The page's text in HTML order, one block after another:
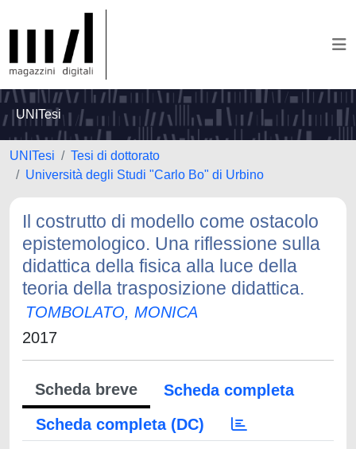
UNITesi
UNITesi
Tesi di dottorato
Università degli Studi "Carlo Bo" di Urbino
Il costrutto di modello come ostacolo
epistemologico. Una riflessione sulla
didattica della fisica alla luce della
teoria della trasposizione didattica.
TOMBOLATO, MONICA
2017
Scheda breve
Scheda completa
Scheda completa (DC)